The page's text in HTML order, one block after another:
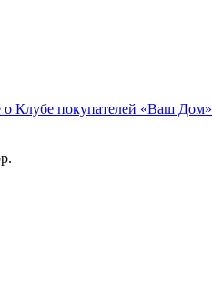
о Клубе покупателей «Ваш Дом»